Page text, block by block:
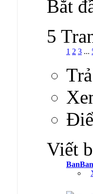
Bắt
5
1 2 3 ...
Viết